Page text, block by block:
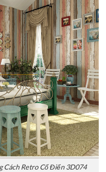
Cách Retro Cổ Điển 3D074